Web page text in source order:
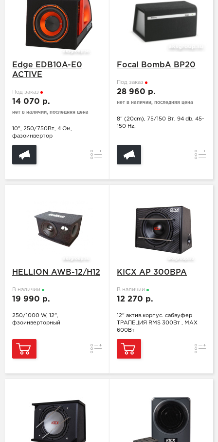
Edge EDB10A-E0
ACTIVE
Под заказ
14 070 р.
нет в наличии, последняя цена
10", 250/750Вт, 4 Ом,
фазоинвертор
Сравнение
Focal BombA BP20
Под заказ
28 960 р.
нет в наличии, последняя цена
8" (20cm), 75/150 Вт, 94 db, 45-
150 Hz,
HELLION AWB-12/H12
В наличии
19 990 р.
250/1000 W, 12",
фзоинверторный
Сравнение
KICX AP 300BPA
В наличии
12 270 р.
12" актив.корпус. сабвуфер
ТРАПЕЦИЯ RMS 300Вт , MAX
600Вт